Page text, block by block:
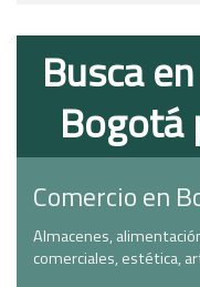
Busca
Bogotá
Comercio en
Almacenes,
comerciales, estética,